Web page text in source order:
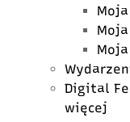
Digital
więcej